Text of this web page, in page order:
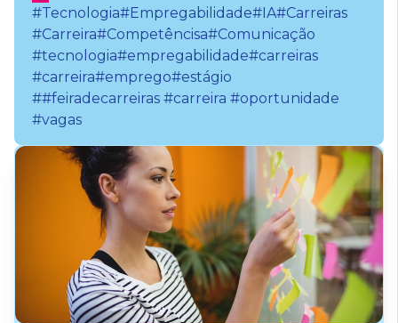
#Tecnologia#Empregabilidade#IA#Carreiras
#Carreira#Competêncisa#Comunicação
#tecnologia#empregabilidade#carreiras
#carreira#emprego#estágio
##feiradecarreiras #carreira #oportunidade
#vagas